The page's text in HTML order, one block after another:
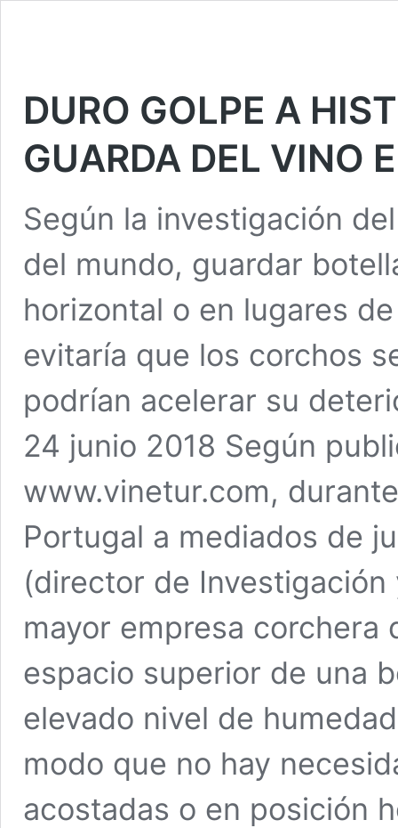
DURO GOLPE A
GUARDA DEL VINO
Según la investigación
del mundo, guardar
horizontal o en lugares
evitaría que los corchos
podrían acelerar su
24 junio 2018 Según
www.vinetur.com,
Portugal a mediados de
(director de
mayor empresa corchera
espacio superior de una
elevado nivel de
modo que no hay
acostadas o en posición